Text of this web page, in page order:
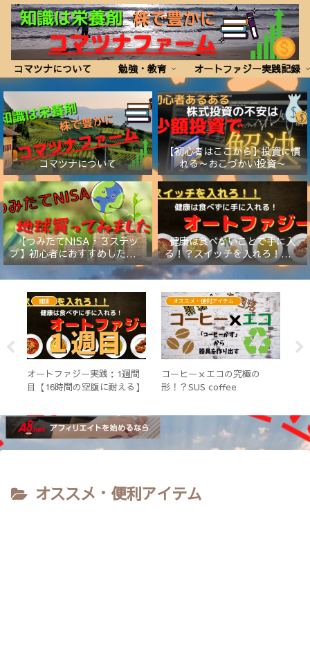
コマツナについて 勉強・教育 オートファジー実践記録
コマツナについて
【初心者はここから】投資に慣
れる～おこづかい投資～
【つみたてNISA・３ステッ
プ】初心者におすすめしたい証
券会社と商品
健康は食べないことで手に入
る！？スイッチを入れろ！【オ
ートファジー】
健康
オートファジー実践：1週間
目【16時間の空腹に耐える】
オススメ・便利アイテム
コーヒーｘエコの究極の
形！？SUS coffee
オススメ・便利アイテム